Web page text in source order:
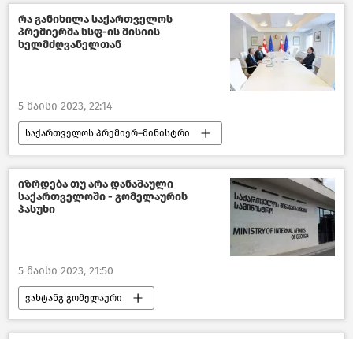
ახალი ამბები საქართველო
საზოგადოება
რა განიხილა საქართველოს
პრემიერმა სსფ-ის მისიის
ხელმძღვანელთან
5 მაისი 2023, 22:14
საქართველოს პრემიერ–მინისტრი
ირაკლი ღარიბაშვილი ეკონომიკა
საქართველოს ეკონომიკა
ახალი ამბები საქართველო
იზრდება თუ არა დანაშაული
საქართველოში - გომელაურის
პასუხი
5 მაისი 2023, 21:50
ვახტანგ გომელაური
კრიმინალი საქართველოში